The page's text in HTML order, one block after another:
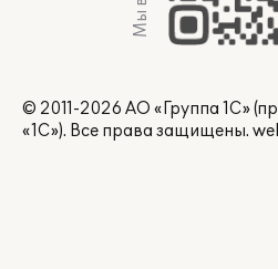
© 2011-2026 АО «Группа 1С»
«1С»). Все права защищены.